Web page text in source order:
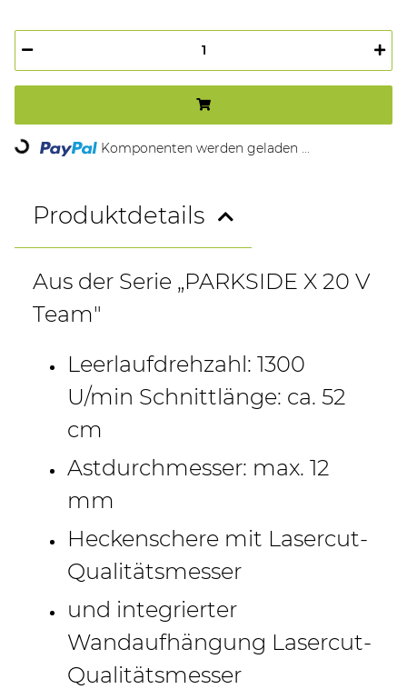
Komponenten werden geladen ...
Produktdetails
Aus der Serie „PARKSIDE X 20 V
Team"
Leerlaufdrehzahl: 1300
U/min Schnittlänge: ca. 52
cm
Astdurchmesser: max. 12
mm
Heckenschere mit Lasercut-
Qualitätsmesser
und integrierter
Wandaufhängung Lasercut-
Qualitätsmesser